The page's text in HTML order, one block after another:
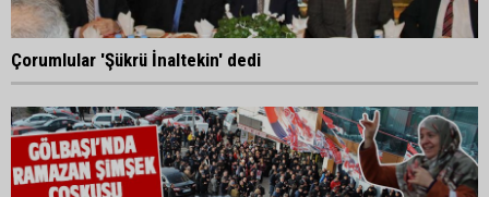
Çorumlular 'Şükrü İnaltekin' dedi